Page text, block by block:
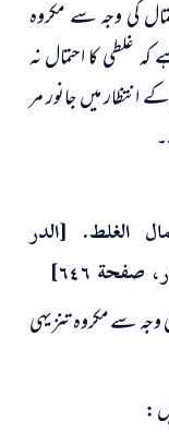
کی وجہ سے مکروہ
غلطی کا احتمال نہ
میں جانور مر
الغلط. [الدر
٦٤٦]
سے مکروہ تنزیہی
: